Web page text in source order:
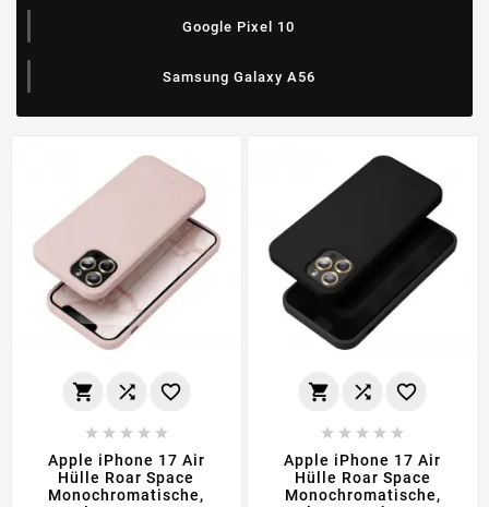
Google Pixel 10
Samsung Galaxy A56
  
    
Apple iPhone 17 Air
Hülle Roar Space
Monochromatische,
  
    
Apple iPhone 17 Air
Hülle Roar Space
Monochromatische,